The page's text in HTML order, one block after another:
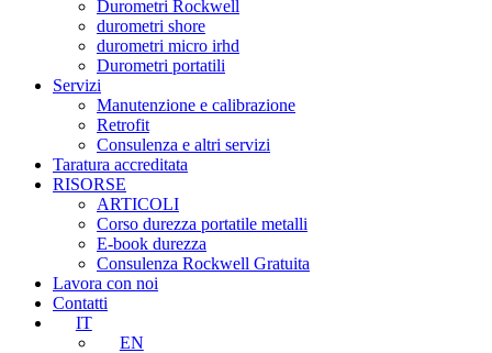
Durometri Rockwell
durometri shore
durometri micro irhd
Durometri portatili
Servizi
Manutenzione e calibrazione
Retrofit
Consulenza e altri servizi
Taratura accreditata
RISORSE
ARTICOLI
Corso durezza portatile metalli
E-book durezza
Consulenza Rockwell Gratuita
Lavora con noi
Contatti
IT
EN